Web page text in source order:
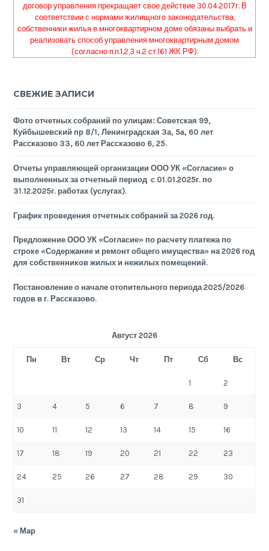
договор управления прекращает свое действие 30.04.2017г. В
соответствии с нормами жилищного законодательства,
собственники жилья в многоквартирном доме обязаны выбрать и
реализовать способ управления многоквартирным домом
(согласно п.п.1,2,3 ч.2 ст.161 ЖК РФ).
СВЕЖИЕ ЗАПИСИ
Фото отчетных собраний по улицам: Советская 99,
Куйбышевский пр 8/1, Ленинградская 3а, 5а, 60 лет
Рассказово 33, 60 лет Рассказово 6, 25.
Отчеты управляющей организации ООО УК «Согласие» о
выполненных за отчетный период с 01.01.2025г. по
31.12.2025г. работах (услугах).
График проведения отчетных собраний за 2026 год.
Предложение ООО УК «Согласие» по расчету платежа по
строке «Содержание и ремонт общего имущества» на 2026 год
для собственников жилых и нежилых помещений.
Постановление о начале отопительного периода 2025/2026
годов в г. Рассказово.
Август 2026
Пн Вт Ср Чт Пт Сб Вс
1 2
3 4 5 6 7 8 9
10 11 12 13 14 15 16
17 18 19 20 21 22 23
24 25 26 27 28 29 30
31
« Мар